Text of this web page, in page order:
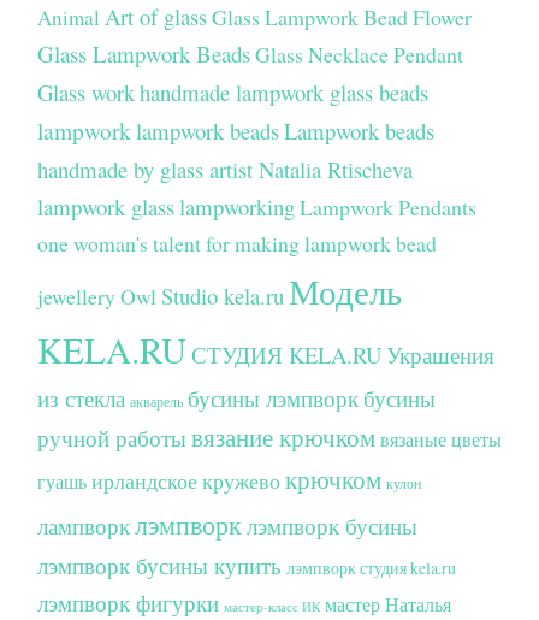
Animal Art of glassGlass Lampwork Bead Flower
Glass Lampwork BeadsGlass Necklace Pendant
Glass workhandmade lampwork glass beads
lampworklampwork beadsLampwork beads
handmade by glass artist Natalia Rtischeva
lampwork glasslampworkingLampwork Pendants
one woman's talent for making lampwork bead
jewelleryOwlStudio kela.ru Модель
KELA.RUСТУДИЯ KELA.RUУкрашения
из стекла акварель бусины лэмпворк бусины
ручной работывязание крючкомвязаные цветы
гуашьирландское кружевокрючком кулон
лампворклэмпворклэмпворк бусины
лэмпворк бусины купить лэмпворк студия kela.ru
лэмпворк фигурки мастер-класс ИК мастер Наталья